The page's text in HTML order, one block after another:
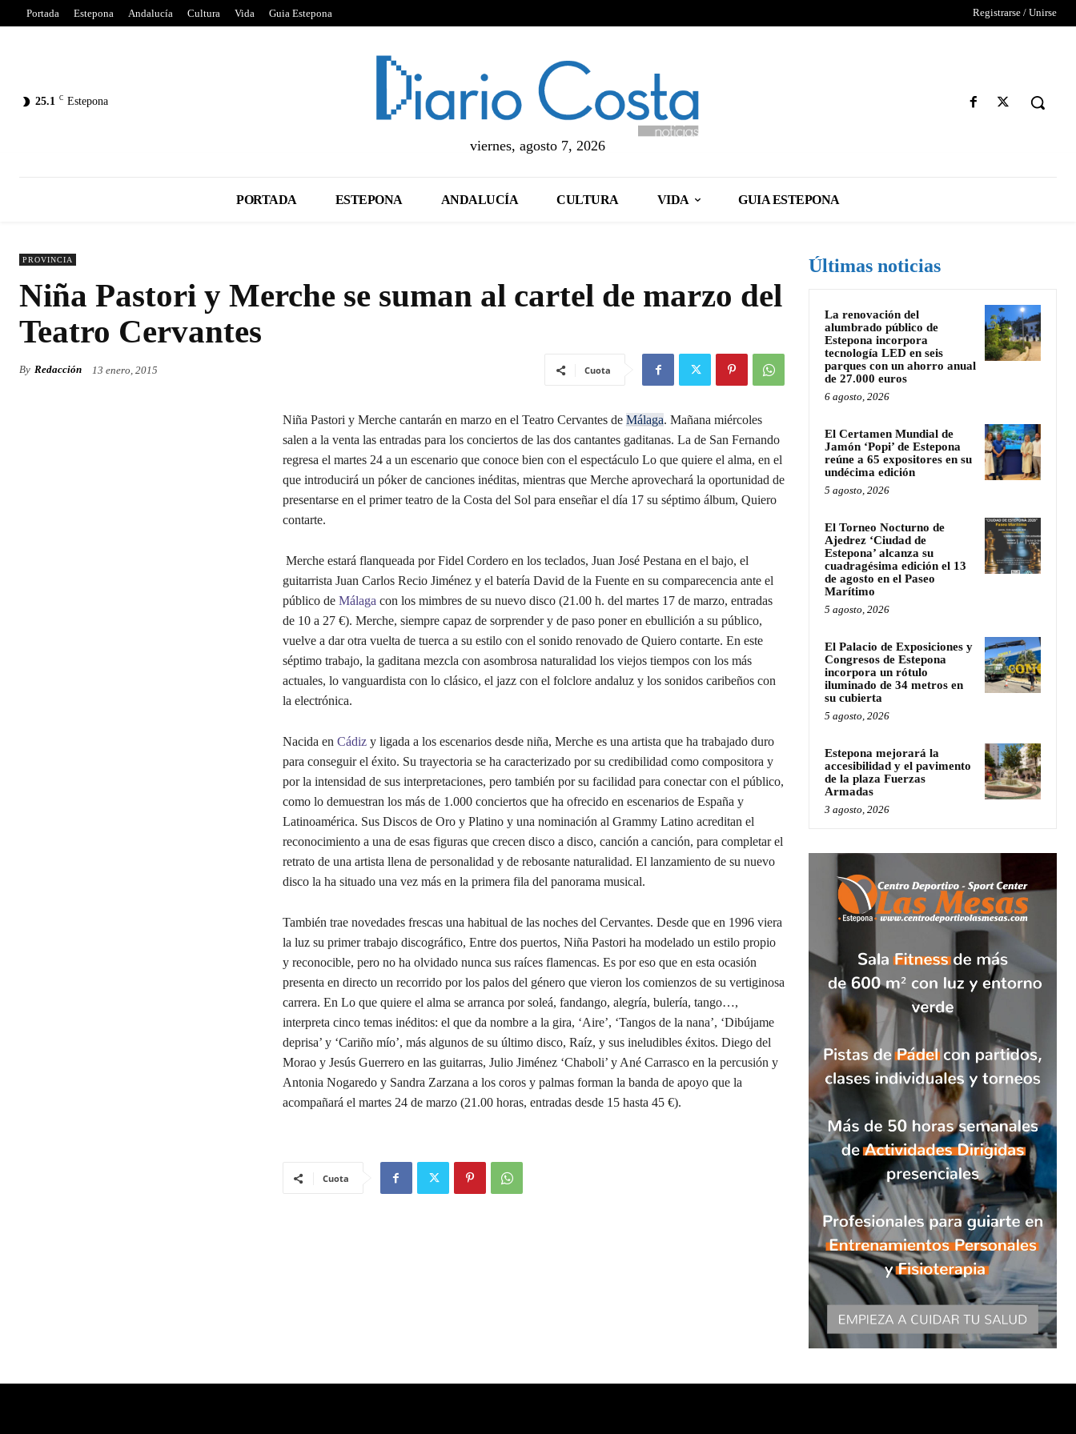
Portada Estepona Andalucía Cultura Vida Guia Estepona Registrarse / Unirse
25.1 C Estepona
viernes, agosto 7, 2026
PORTADA ESTEPONA ANDALUCÍA CULTURA VIDA GUIA ESTEPONA
PROVINCIA
Niña Pastori y Merche se suman al cartel de marzo del
Teatro Cervantes
By Redacción 13 enero, 2015 Cuota
Niña Pastori y Merche cantarán en marzo en el Teatro Cervantes de Málaga. Mañana miércoles
salen a la venta las entradas para los conciertos de las dos cantantes gaditanas. La de San Fernando
regresa el martes 24 a un escenario que conoce bien con el espectáculo Lo que quiere el alma, en el
que introducirá un póker de canciones inéditas, mientras que Merche aprovechará la oportunidad de
presentarse en el primer teatro de la Costa del Sol para enseñar el día 17 su séptimo álbum, Quiero
contarte.
Merche estará flanqueada por Fidel Cordero en los teclados, Juan José Pestana en el bajo, el
guitarrista Juan Carlos Recio Jiménez y el batería David de la Fuente en su comparecencia ante el
público de Málaga con los mimbres de su nuevo disco (21.00 h. del martes 17 de marzo, entradas
de 10 a 27 €). Merche, siempre capaz de sorprender y de paso poner en ebullición a su público,
vuelve a dar otra vuelta de tuerca a su estilo con el sonido renovado de Quiero contarte. En este
séptimo trabajo, la gaditana mezcla con asombrosa naturalidad los viejos tiempos con los más
actuales, lo vanguardista con lo clásico, el jazz con el folclore andaluz y los sonidos caribeños con
la electrónica.
Nacida en Cádizy ligada a los escenarios desde niña, Merche es una artista que ha trabajado duro
para conseguir el éxito. Su trayectoria se ha caracterizado por su credibilidad como compositora y
por la intensidad de sus interpretaciones, pero también por su facilidad para conectar con el público,
como lo demuestran los más de 1.000 conciertos que ha ofrecido en escenarios de España y
Latinoamérica. Sus Discos de Oro y Platino y una nominación al Grammy Latino acreditan el
reconocimiento a una de esas figuras que crecen disco a disco, canción a canción, para completar el
retrato de una artista llena de personalidad y de rebosante naturalidad. El lanzamiento de su nuevo
disco la ha situado una vez más en la primera fila del panorama musical.
También trae novedades frescas una habitual de las noches del Cervantes. Desde que en 1996 viera
la luz su primer trabajo discográfico, Entre dos puertos, Niña Pastori ha modelado un estilo propio
y reconocible, pero no ha olvidado nunca sus raíces flamencas. Es por eso que en esta ocasión
presenta en directo un recorrido por los palos del género que vieron los comienzos de su vertiginosa
carrera. En Lo que quiere el alma se arranca por soleá, fandango, alegría, bulería, tango…,
interpreta cinco temas inéditos: el que da nombre a la gira, ‘Aire’, ‘Tangos de la nana’, ‘Dibújame
deprisa’ y ‘Cariño mío’, más algunos de su último disco, Raíz, y sus ineludibles éxitos. Diego del
Morao y Jesús Guerrero en las guitarras, Julio Jiménez ‘Chaboli’ y Ané Carrasco en la percusión y
Antonia Nogaredo y Sandra Zarzana a los coros y palmas forman la banda de apoyo que la
acompañará el martes 24 de marzo (21.00 horas, entradas desde 15 hasta 45 €).
Cuota
Últimas noticias
La renovación del
alumbrado público de
Estepona incorpora
tecnología LED en seis
parques con un ahorro anual
de 27.000 euros
6 agosto, 2026
El Certamen Mundial de
Jamón ‘Popi’ de Estepona
reúne a 65 expositores en su
undécima edición
5 agosto, 2026
El Torneo Nocturno de
Ajedrez ‘Ciudad de
Estepona’ alcanza su
cuadragésima edición el 13
de agosto en el Paseo
Marítimo
5 agosto, 2026
El Palacio de Exposiciones y
Congresos de Estepona
incorpora un rótulo
iluminado de 34 metros en
su cubierta
5 agosto, 2026
Estepona mejorará la
accesibilidad y el pavimento
de la plaza Fuerzas
Armadas
3 agosto, 2026